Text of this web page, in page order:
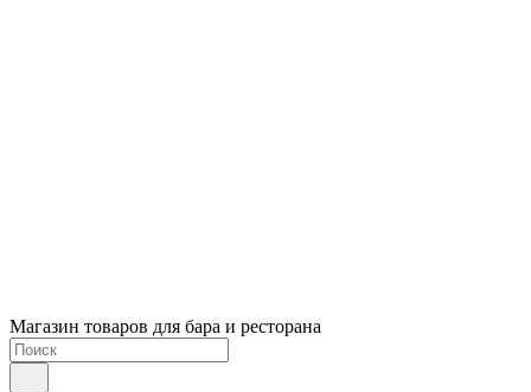
Магазин товаров для бара и ресторана